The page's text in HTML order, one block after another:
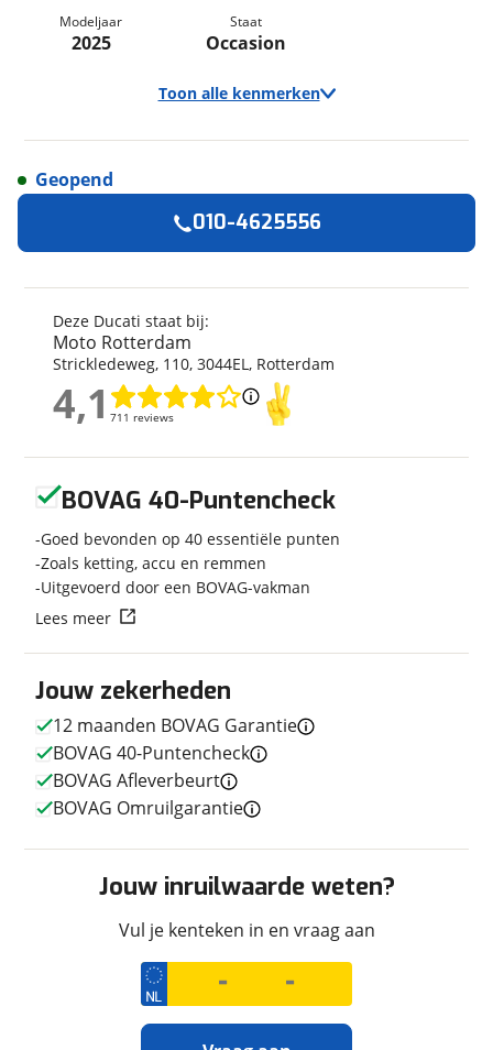
Modeljaar
2025
Staat
Occasion
Toon alle kenmerken
Merk
Ducati
Model
Hypermotard 698
Kenteken
Kilometerstand
Bouwjaar
3-2025
Modeljaar
2025
Categorie
AllRoad
Geschikt voor
A rijbewijs
Nieuw of occasion
Occasion
Techniek
Transmissie
Vermogen
78pk (57kW)
Maximaal toelaatbaar
151 kg
Deze Ducati staat bij:
Moto Rotterdam
Strickledeweg, 110, 3044EL, Rotterdam
4,1 711 reviews
4,1
Geopend
010-4625556
Jouw zekerheden
12 maanden BOVAG Garantie
BOVAG 40-Puntencheck
BOVAG Afleverbeurt
BOVAG Omruilgarantie
Jouw inruilwaarde weten?
Vul je kenteken in en vraag aan
BOVAG 40-Puntencheck
Goed bevonden op 40 essentiële punten
Zoals ketting, accu en remmen
Uitgevoerd door een BOVAG-vakman
Lees meer